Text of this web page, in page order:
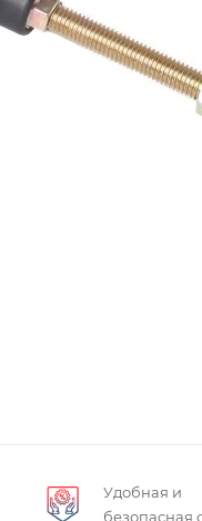
Удобная и
безопасная